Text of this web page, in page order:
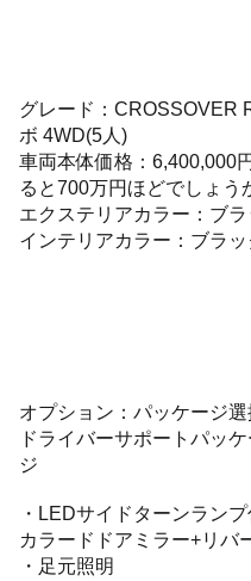
グレード：CROSSOVER
ボ 4WD(5人)
車両本体価格：
ると700万円ほどでしょう
エクステリアカラー：ブラ
インテリアカラー：ブラ
オプション：パッケージ
ドライバーサポートパッ
ジ
・LEDサイドターンラン
カラードドアミラー+リバ
・足元照明